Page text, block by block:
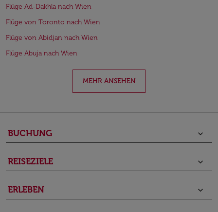
Flüge Ad-Dakhla nach Wien
Flüge von Toronto nach Wien
Flüge von Abidjan nach Wien
Flüge Abuja nach Wien
MEHR ANSEHEN
BUCHUNG keyboard_arrow_down
REISEZIELE keyboard_arrow_down
ERLEBEN keyboard_arrow_down